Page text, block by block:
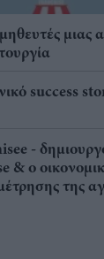
μιας
success
-
& ο
της